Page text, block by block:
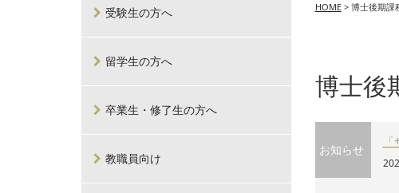
HOME> 博士後期課
博士後
お知らせ
受験生の方へ
留学生の方へ
卒業生・修了生の方へ
教職員向け